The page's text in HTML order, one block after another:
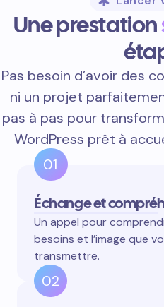
Une prestation
Pas besoin d’avoir des
ni un projet
pas à pas pour
WordPress prêt à
01
Échange et
Un appel pour
besoins et l’image que
transmettre.
02